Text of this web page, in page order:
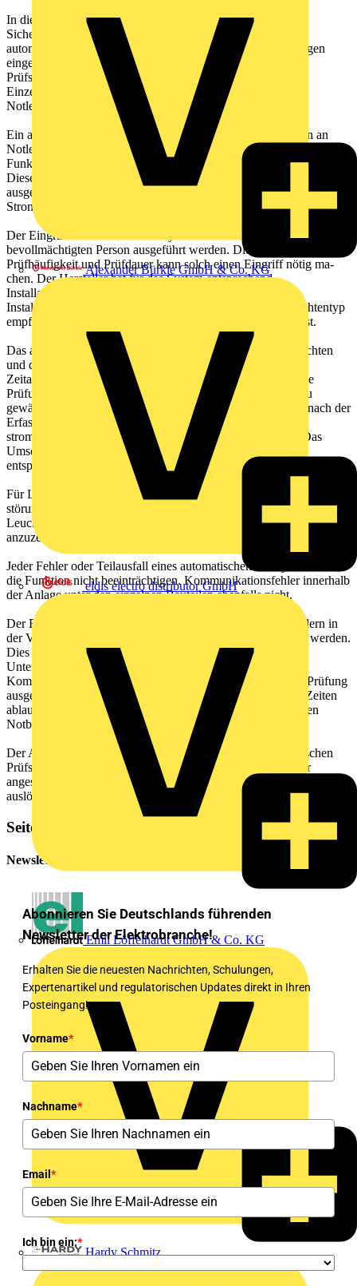
Alexander Bürkle GmbH & Co. KG
eldis electro distributor GmbH
Emil Löffelhardt GmbH & Co. KG
Hardy Schmitz
In dieser Norm wird das Betriebsverhalten und die
Sicherheitsanforderungen für Produkte beschrieben, die in
automatischen Prüfsystemen in Sicherheitsbeleuchtungsanlagen
eingesetzt sind. Dabei wird auch die Funktionalität eines
Prüfsystems festgelegt. Anwendung findet diese Norm für
Einzelbatterieleuchten und für Zentralbatterieanlagen mit
Notleuchten.
Ein automatisches Prüfsystem hat die Aufgabe die Prüfungen an
Notleuchten automatisch ein-zuleiten. Dazu gehört z.B. ein
Funktionstest, die Umschaltung vom Netz- auf Batteriebetrieb.
Diese Prüfungen werden routinemäßig an den Notleuchten
ausgeführt. Die dazu eingesetzten Betriebsmittel sind u.a. Zeitgeber,
Stromdetektoren oder Umschalter.
Der Eingriff in ein solches Prüfsystem darf nur von einer
bevollmächtigten Person ausgeführt werden. Die Veränderung der
Prüfhäufigkeit und Prüfdauer kann solch einen Eingriff nötig ma-
chen. Der Hersteller hat für das System entsprechend
Installationsanweisungen bereitzustellen. In den
Installationsanweisungen müssen die Hersteller den Notleuchtentyp
empfehlen, für den das automatische Prüfsystem ausgelegt ist.
Das automatische Prüfsystem muss die Funktion der Notleuchten
und der zugehörigen Span-nungsversorgungen in gewissen
Zeitabständen mit einer festgelegten Dauer überprüfen. Diese
Prüfung wird durchgeführt um die Betriebszuverlässigkeit zu
gewährleisten. Alle Ausfälle sind innerhalb von 24 Stunden nach der
Erfassung zu melden. Batterieausfälle für die Sicherheits-
stromversorgung sind ebenfalls zu prüfen und anzuzeigen. Das
Umschalten vom Netz- auf Bat-teriebetrieb muss durch
entsprechende Lampen in der Anlage signalisiert werden.
Für Leuchten im Dauerbetrieb hat das Prüfsystem den
störungsfreien Netzbetrieb sowie anfallende Fehler zu melden. Bei
Leuchten mit Umschaltung ist der Batteriebetrieb ebenfalls
anzuzeigen.
Jeder Fehler oder Teilausfall eines automatischen Prüfsystems darf
die Funktion nicht beeinträchtigen. Kommunikationsfehler innerhalb
der Anlage unter den einzelnen Bauteilen ebenfalls nicht.
Der Betrieb von Leuchten im Notbetrieb darf nicht von Fehlern in
der Verdrahtung des automa-tischen Prüfsystems beeinflusst werden.
Dies schließt einen Kurzschluss, Erdschlüsse oder eine
Unterbrechung in der Versorgung des Prüfsystems oder der
Kommunikationsverdrahtung ein. Es darf keine ungewollte Prüfung
ausgelöst werden. Die Prüfung darf nur zu den vorgesehen Zeiten
ablaufen. Andere Prüfungen würden die Verfügbarkeit für den
Notbetrieb gefährden.
Der Ausfall eines einzelnen Bauteils innerhalb des automatischen
Prüfsystems darf nicht den Notbetrieb von mehr als einer der
angeschlossenen Leuchten verhindern oder eine ungewollte Prüfung
auslösen.
Seitenleiste
Newsletter
Abonnieren Sie Deutschlands führenden
Newsletter der Elektrobranche!
Erhalten Sie die neuesten Nachrichten, Schulungen,
Expertenartikel und regulatorischen Updates direkt in Ihren
Posteingang!
Vorname*
Nachname*
Email *
Ich bin ein:*